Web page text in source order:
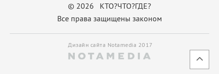
© 2026 КТО?ЧТО?ГДЕ?
Все права защищены законом
Дизайн сайта Notamedia 2017